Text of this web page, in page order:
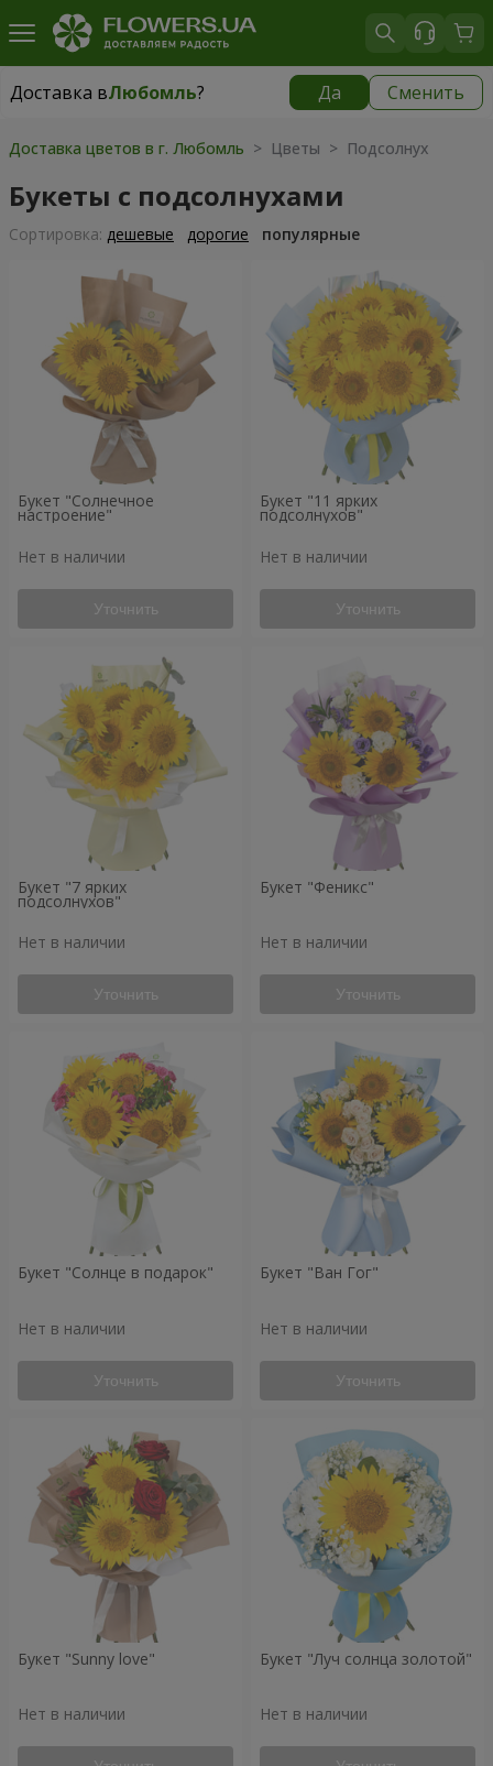
Доставка вЛюбомль? Да Сменить
Доставка вЛюбомль|
Доставка цветов в г. Любомль > Цветы > Подсолнух
Букеты с подсолнухами
Cортировка: дешевые дорогие популярные
Букет "Солнечное
настроение"
Нет в наличии
Уточнить
Букет "11 ярких
подсолнухов"
Нет в наличии
Уточнить
Букет "7 ярких
подсолнухов"
Нет в наличии
Уточнить
Букет "Феникс"
Нет в наличии
Уточнить
Букет "Солнце в подарок"
Нет в наличии
Уточнить
Букет "Ван Гог"
Нет в наличии
Уточнить
Букет "Sunny love"
Нет в наличии
Букет "Луч солнца золотой"
Нет в наличии